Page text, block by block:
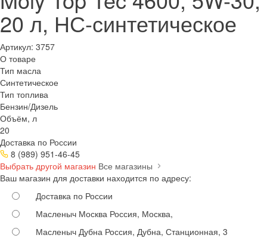
20 л, НС-синтетическое
Артикул: 3757
О товаре
Тип масла
Синтетическое
Тип топлива
Бензин/Дизель
Объём, л
20
Доставка по России
8 (989) 951-46-45
Выбрать другой магазин Все магазины
Ваш магазин для доставки находится по адресу:
Доставка по России
Масленыч Москва Россия, Москва,
Масленыч Дубна Россия, Дубна, Станционная, 3